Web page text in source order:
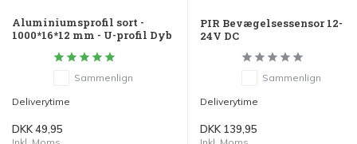
Aluminiumsprofil sort -
1000*16*12 mm - U-profil Dyb
Sammenlign
Deliverytime
DKK 49,95
PIR Bevægelsessensor 12-
24V DC
Sammenlign
Deliverytime
DKK 139,95